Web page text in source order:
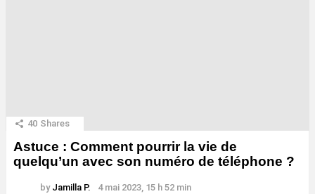
40 Shares
Astuce : Comment pourrir la vie de
quelqu’un avec son numéro de téléphone ?
by Jamilla P. 4 mai 2023, 15 h 52 min